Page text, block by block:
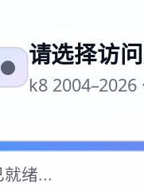
● 请选择访
k8 2004–2026
就绪...